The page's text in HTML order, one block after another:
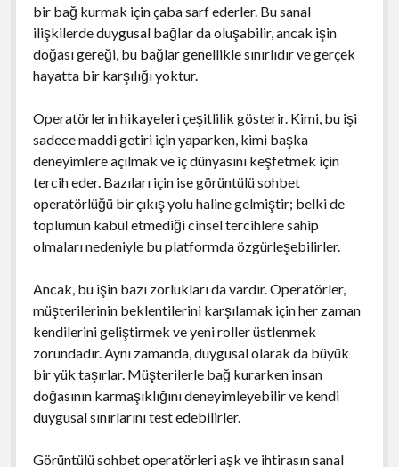
bir bağ kurmak için çaba sarf ederler. Bu sanal
ilişkilerde duygusal bağlar da oluşabilir, ancak işin
doğası gereği, bu bağlar genellikle sınırlıdır ve gerçek
hayatta bir karşılığı yoktur.
Operatörlerin hikayeleri çeşitlilik gösterir. Kimi, bu işi
sadece maddi getiri için yaparken, kimi başka
deneyimlere açılmak ve iç dünyasını keşfetmek için
tercih eder. Bazıları için ise görüntülü sohbet
operatörlüğü bir çıkış yolu haline gelmiştir; belki de
toplumun kabul etmediği cinsel tercihlere sahip
olmaları nedeniyle bu platformda özgürleşebilirler.
Ancak, bu işin bazı zorlukları da vardır. Operatörler,
müşterilerinin beklentilerini karşılamak için her zaman
kendilerini geliştirmek ve yeni roller üstlenmek
zorundadır. Aynı zamanda, duygusal olarak da büyük
bir yük taşırlar. Müşterilerle bağ kurarken insan
doğasının karmaşıklığını deneyimleyebilir ve kendi
duygusal sınırlarını test edebilirler.
Görüntülü sohbet operatörleri aşk ve ihtirasın sanal